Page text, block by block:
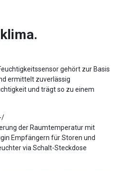
gehört zur Basis
ermittelt zuverlässig
und trägt so zu einem
der Raumtemperatur mit
Empfängern für Storen und
via Schalt-Steckdose